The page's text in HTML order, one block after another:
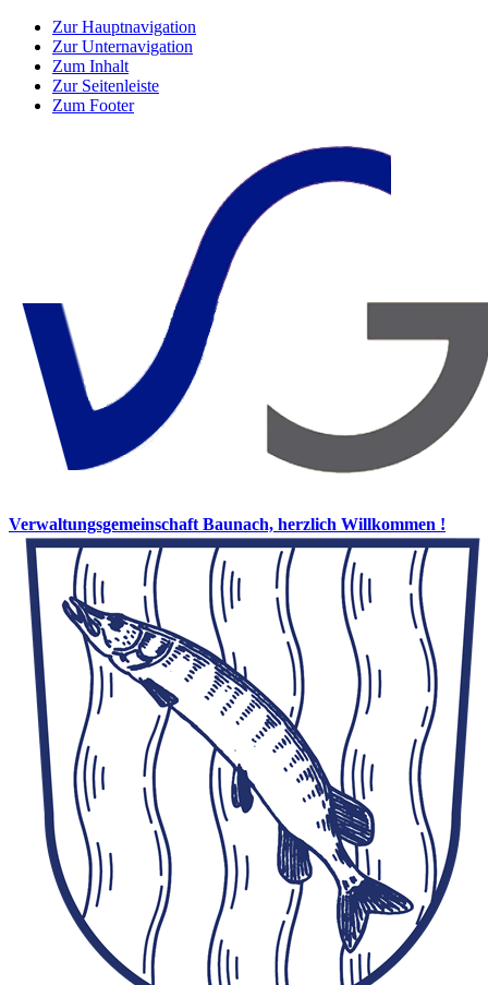
Zur Hauptnavigation
Zur Unternavigation
Zum Inhalt
Zur Seitenleiste
Zum Footer
Verwaltungsgemeinschaft Baunach, herzlich Willkommen !